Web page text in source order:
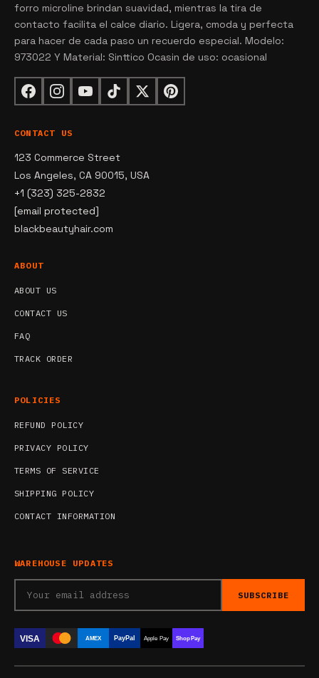
forro microline brindan suavidad, mientras la tira de
contacto facilita el calce diario. Ligera, cmoda y perfecta
para hacer de cada paso un recuerdo especial. Modelo:
973022 Y Material: Sinttico Ocasin de uso: ocasional
CONTACT US
123 Commerce Street
Los Angeles, CA 90015, USA
+1 (323) 325-2832
[email protected]
blackbeautyhair.com
ABOUT
ABOUT US
CONTACT US
FAQ
TRACK ORDER
POLICIES
REFUND POLICY
PRIVACY POLICY
TERMS OF SERVICE
SHIPPING POLICY
CONTACT INFORMATION
WAREHOUSE UPDATES
SUBSCRIBE
VISA AMEX PayPal Apple Pay Shop Pay